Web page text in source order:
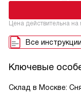
Цена действительна
Все инструкции
Ключевые
Склад в Москве: